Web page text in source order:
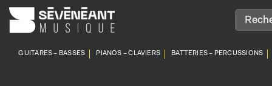
Passer
au
GUITARES – BASSES PIANOS – CLAVIERS BATTERIES – PERCUSSIONS